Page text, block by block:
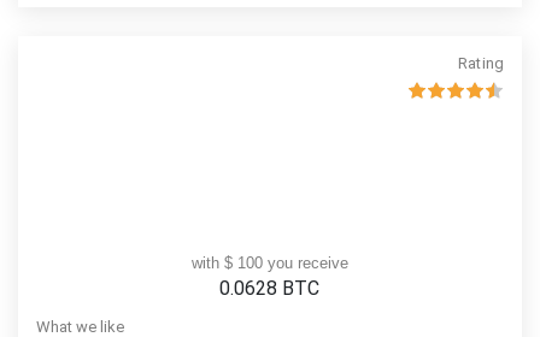
Rating
with $ 100 you receive
0.0628 BTC
What we like